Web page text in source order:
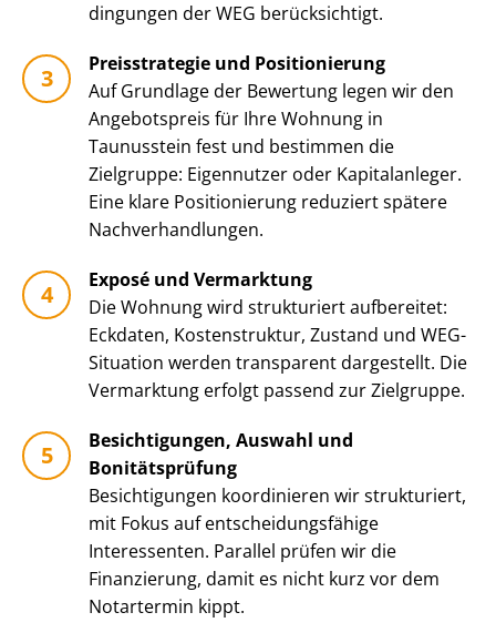
din­gun­gen der WEG berücksichtigt.
Preisstrategie und Positionierung
Auf Grundlage der Bewertung legen wir den
Angebotspreis für Ihre Wohnung in
Taunusstein fest und bestimmen die
Zielgruppe: Eigennutzer oder Kapitalanleger.
Eine klare Positionierung reduziert spätere
Nach­ver­hand­lun­gen.
Exposé und Vermarktung
Die Wohnung wird strukturiert aufbereitet:
Eckdaten, Kostenstruktur, Zustand und WEG-
Situation werden transparent dargestellt. Die
Vermarktung erfolgt passend zur Zielgruppe.
Besichtigungen, Auswahl und
Bonitätsprüfung
Besichtigungen koordinieren wir strukturiert,
mit Fokus auf ent­schei­dungs­fä­hi­ge
Interessenten. Parallel prüfen wir die
Finanzierung, damit es nicht kurz vor dem
Notartermin kippt.